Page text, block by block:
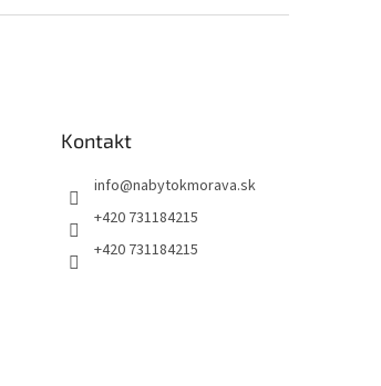
Kontakt
info@nabytokmorava.sk
+420 731184215
+420 731184215